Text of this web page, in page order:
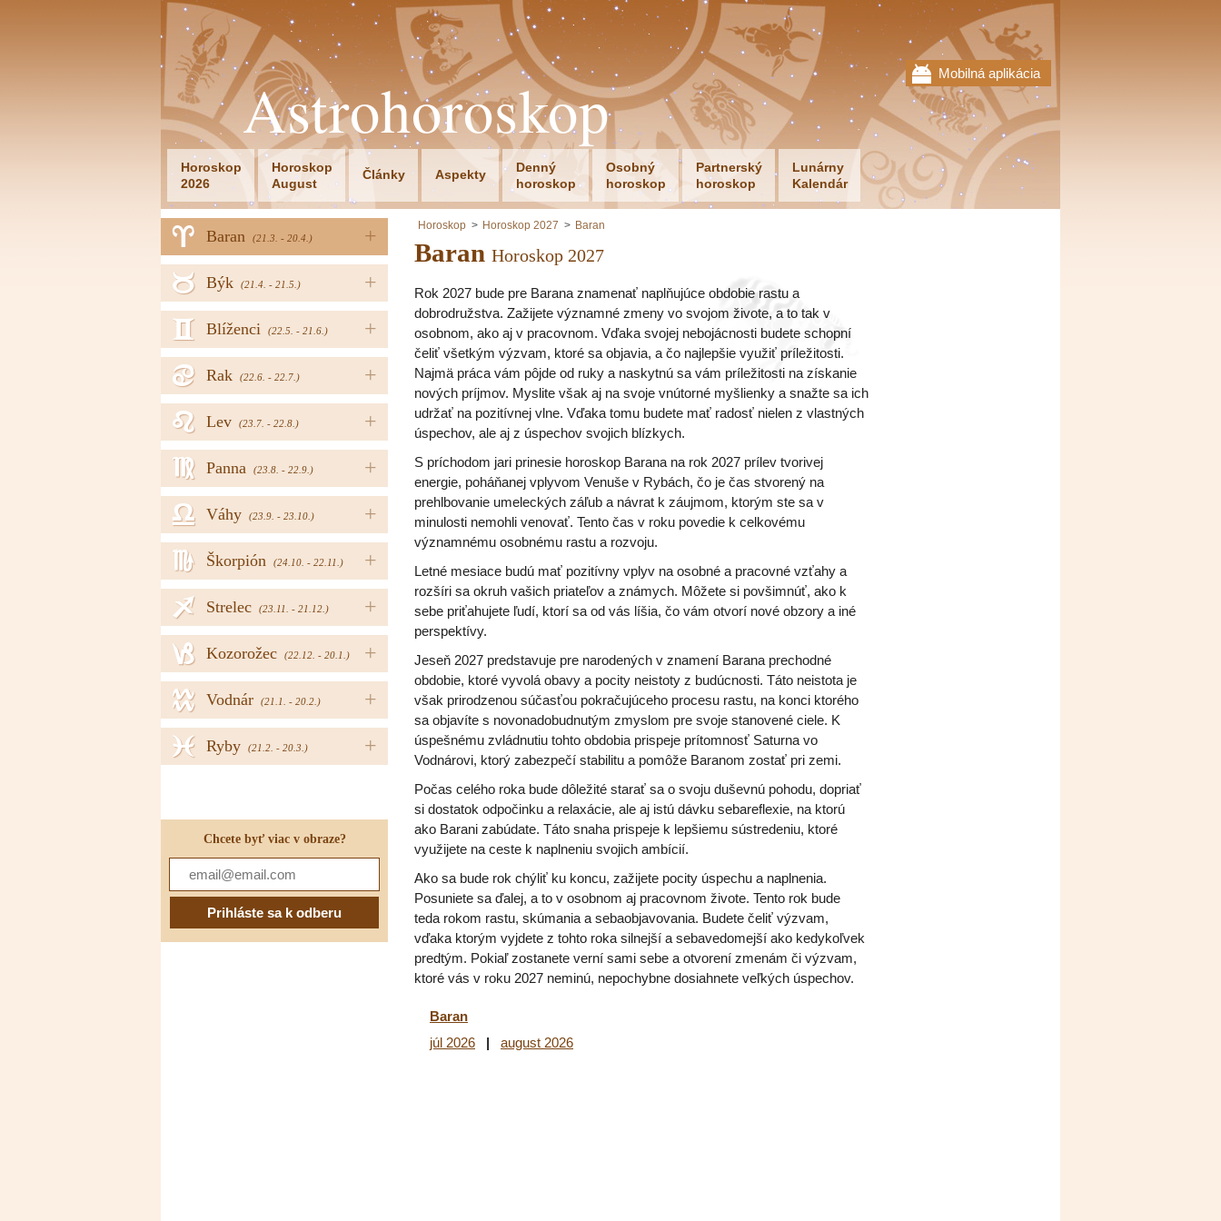
Mobilná aplikácia
Astrohoroskop
Horoskop
2026
Horoskop
August
Články Aspekty
Denný
horoskop
Osobný
horoskop
Partnerský
horoskop
Lunárny
Kalendár
+
Baran (21.3. - 20.4.)
a
+
Býk (21.4. - 21.5.)
b
+
Blíženci (22.5. - 21.6.)
c
+
Rak (22.6. - 22.7.)
d
+
Lev (23.7. - 22.8.)
e
+
Panna (23.8. - 22.9.)
f
+
Váhy (23.9. - 23.10.)
g
+
Škorpión (24.10. - 22.11.)
h
+
Strelec (23.11. - 21.12.)
i
+
Kozorožec (22.12. - 20.1.)
j
+
Vodnár (21.1. - 20.2.)
k
+
Ryby (21.2. - 20.3.)
l
Chcete byť viac v obraze?
Horoskop Horoskop 2027 Baran
Baran Horoskop 2027
Rok 2027 bude pre Barana znamenať naplňujúce obdobie rastu a
dobrodružstva. Zažijete významné zmeny vo svojom živote, a to tak v
osobnom, ako aj v pracovnom. Vďaka svojej nebojácnosti budete schopní
čeliť všetkým výzvam, ktoré sa objavia, a čo najlepšie využiť príležitosti.
Najmä práca vám pôjde od ruky a naskytnú sa vám príležitosti na získanie
nových príjmov. Myslite však aj na svoje vnútorné myšlienky a snažte sa ich
udržať na pozitívnej vlne. Vďaka tomu budete mať radosť nielen z vlastných
úspechov, ale aj z úspechov svojich blízkych.
S príchodom jari prinesie horoskop Barana na rok 2027 prílev tvorivej
energie, poháňanej vplyvom Venuše v Rybách, čo je čas stvorený na
prehlbovanie umeleckých záľub a návrat k záujmom, ktorým ste sa v
minulosti nemohli venovať. Tento čas v roku povedie k celkovému
významnému osobnému rastu a rozvoju.
Letné mesiace budú mať pozitívny vplyv na osobné a pracovné vzťahy a
rozšíri sa okruh vašich priateľov a známych. Môžete si povšimnúť, ako k
sebe priťahujete ľudí, ktorí sa od vás líšia, čo vám otvorí nové obzory a iné
perspektívy.
Jeseň 2027 predstavuje pre narodených v znamení Barana prechodné
obdobie, ktoré vyvolá obavy a pocity neistoty z budúcnosti. Táto neistota je
však prirodzenou súčasťou pokračujúceho procesu rastu, na konci ktorého
sa objavíte s novonadobudnutým zmyslom pre svoje stanovené ciele. K
úspešnému zvládnutiu tohto obdobia prispeje prítomnosť Saturna vo
Vodnárovi, ktorý zabezpečí stabilitu a pomôže Baranom zostať pri zemi.
Počas celého roka bude dôležité starať sa o svoju duševnú pohodu, dopriať
si dostatok odpočinku a relaxácie, ale aj istú dávku sebareflexie, na ktorú
ako Barani zabúdate. Táto snaha prispeje k lepšiemu sústredeniu, ktoré
využijete na ceste k naplneniu svojich ambícií.
Ako sa bude rok chýliť ku koncu, zažijete pocity úspechu a naplnenia.
Posuniete sa ďalej, a to v osobnom aj pracovnom živote. Tento rok bude
teda rokom rastu, skúmania a sebaobjavovania. Budete čeliť výzvam,
vďaka ktorým vyjdete z tohto roka silnejší a sebavedomejší ako kedykoľvek
predtým. Pokiaľ zostanete verní sami sebe a otvorení zmenám či výzvam,
ktoré vás v roku 2027 neminú, nepochybne dosiahnete veľkých úspechov.
Baran
júl 2026 | august 2026